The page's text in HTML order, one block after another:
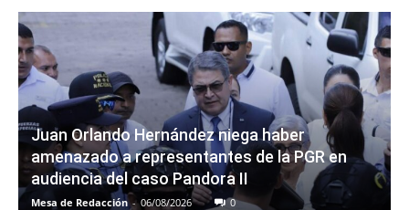
Juan Orlando Hernández niega haber
amenazado a representantes de la PGR en
audiencia del caso Pandora II
Mesa de Redacción - 06/08/2026 0